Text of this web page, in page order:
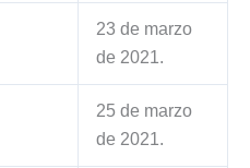
23 de marzo
de 2021.
25 de marzo
de 2021.